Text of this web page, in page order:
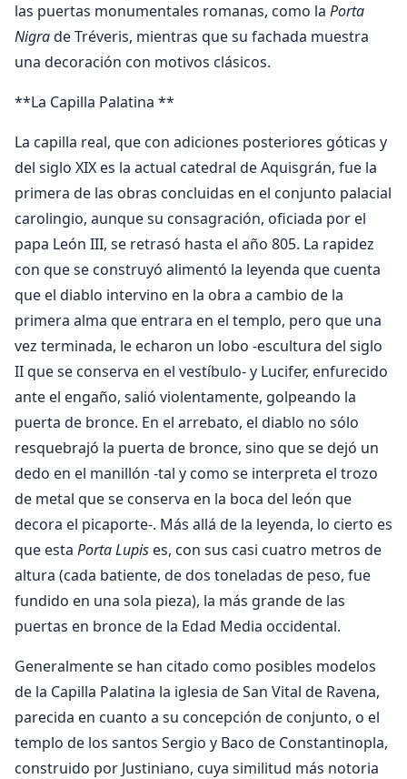
las puertas monumentales romanas, como la Porta
Nigrade Tréveris, mientras que su fachada muestra
una decoración con motivos clásicos.
**La Capilla Palatina **
La capilla real, que con adiciones posteriores góticas y
del siglo XIX es la actual catedral de Aquisgrán, fue la
primera de las obras concluidas en el conjunto palacial
carolingio, aunque su consagración, oficiada por el
papa León III, se retrasó hasta el año 805. La rapidez
con que se construyó alimentó la leyenda que cuenta
que el diablo intervino en la obra a cambio de la
primera alma que entrara en el templo, pero que una
vez terminada, le echaron un lobo -escultura del siglo
II que se conserva en el vestíbulo- y Lucifer, enfurecido
ante el engaño, salió violentamente, golpeando la
puerta de bronce. En el arrebato, el diablo no sólo
resquebrajó la puerta de bronce, sino que se dejó un
dedo en el manillón -tal y como se interpreta el trozo
de metal que se conserva en la boca del león que
decora el picaporte-. Más allá de la leyenda, lo cierto es
que esta Porta Lupis es, con sus casi cuatro metros de
altura (cada batiente, de dos toneladas de peso, fue
fundido en una sola pieza), la más grande de las
puertas en bronce de la Edad Media occidental.
Generalmente se han citado como posibles modelos
de la Capilla Palatina la iglesia de San Vital de Ravena,
parecida en cuanto a su concepción de conjunto, o el
templo de los santos Sergio y Baco de Constantinopla,
construido por Justiniano, cuya similitud más notoria